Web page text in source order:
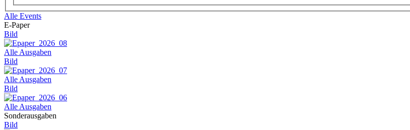
Alle Events
E-Paper
Bild
Alle Ausgaben
Bild
Alle Ausgaben
Bild
Alle Ausgaben
Sonderausgaben
Bild